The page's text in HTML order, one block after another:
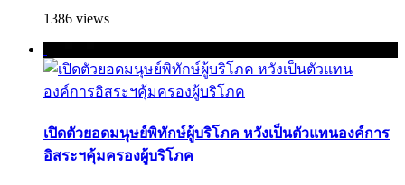
1386 views
เปิดตัวยอดมนุษย์พิทักษ์ผู้บริโภค หวังเป็นตัวแทนองค์การ
อิสระฯคุ้มครองผู้บริโภค